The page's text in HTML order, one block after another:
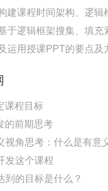
建课程时间架构、逻辑
于逻辑框架搜集、填充
运用授课PPT的要点及
课程目标
的前期思考
视角思考：什么是有意
发这个课程
到的目标是什么？